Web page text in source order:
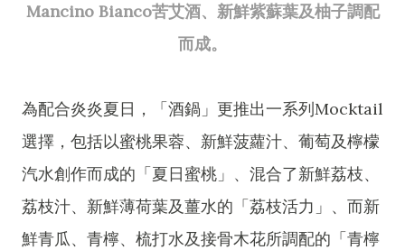
Mancino Bianco苦艾酒、新鮮紫蘇葉及柚子調配
而成。
為配合炎炎夏日，「酒鍋」更推出一系列Mocktail
選擇，包括以蜜桃果蓉、新鮮菠蘿汁、葡萄及檸檬
汽水創作而成的「夏日蜜桃」、混合了新鮮荔枝、
荔枝汁、新鮮薄荷葉及薑水的「荔枝活力」、而新
鮮青瓜、青檸、梳打水及接骨木花所調配的「青檸